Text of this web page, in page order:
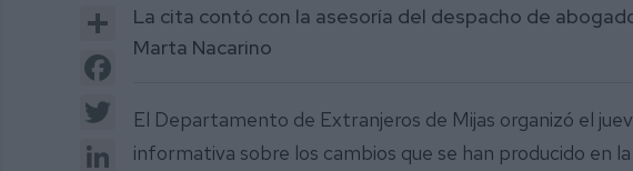
1
minute,
27
seconds
Share
Facebook
LinkedIn
La cita contó con la asesoría del despacho de
Marta Nacarino
El Departamento de Extranjeros de Mijas organizó el
informativa sobre los cambios que se han producido en